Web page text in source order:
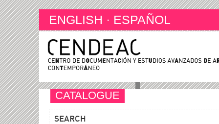
ENGLISH · ESPAÑOL
CATALOGUE
SEARCH